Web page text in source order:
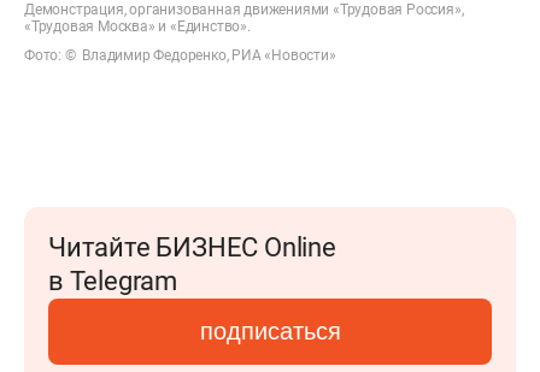
Демонстрация, организованная движениями «Трудовая Россия»,
«Трудовая Москва» и «Единство».
Фото: © Владимир Федоренко, РИА «Новости»
Читайте БИЗНЕС Online
в Telegram
подписаться